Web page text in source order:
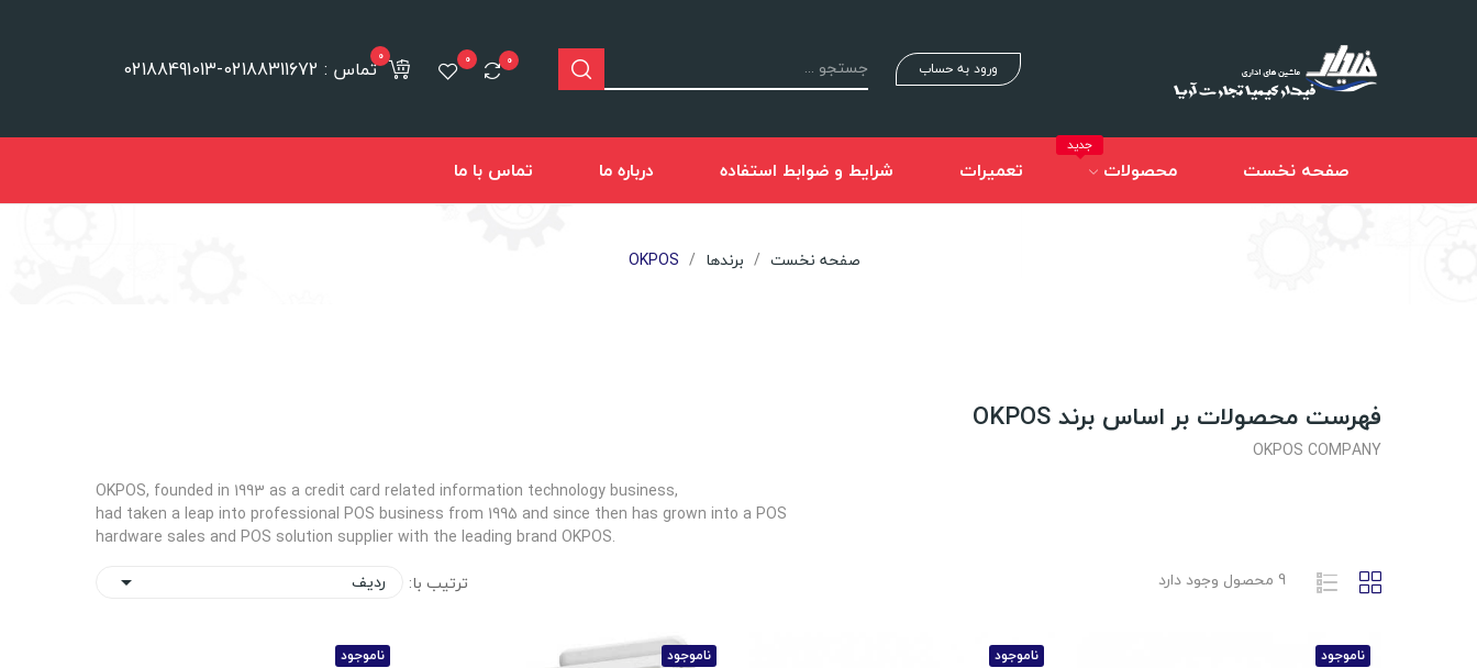
ورود به حساب 0
0 تماس : 02188311672-021884910130
صفحه نخست محصولات
جدید
تعمیرات شرایط و ضوابط استفاده درباره ما تماس با ما
صفحه نخست برندها OKPOS
فهرست محصولات بر اساس برند OKPOS
OKPOS COMPANY
OKPOS, founded in 1993 as a credit card related information technology business,
had taken a leap into professional POS business from 1995 and since then has grown into a POS
hardware sales and POS solution supplier with the leading brand OKPOS.
9 محصول وجود دارد
ترتیب با: ردیف 
ناموجود ناموجود ناموجود ناموجود